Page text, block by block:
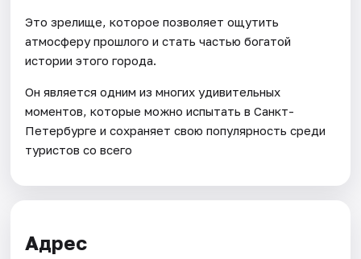
Это зрелище, которое позволяет ощутить
атмосферу прошлого и стать частью богатой
истории этого города.
Он является одним из многих удивительных
моментов, которые можно испытать в Санкт-
Петербурге и сохраняет свою популярность среди
туристов со всего
Адрес